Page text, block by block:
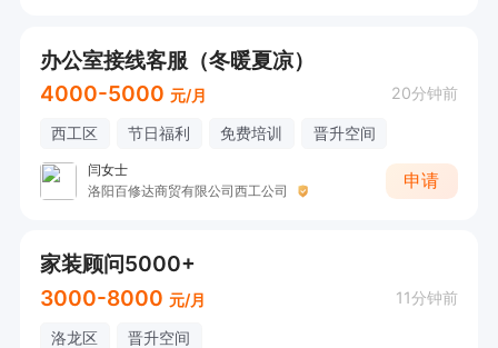
办公室接线客服（冬暖夏凉）
4000-5000 元/月 20分钟前
西工区 节日福利 免费培训 晋升空间
闫女士
洛阳百修达商贸有限公司西工公司
申请
家装顾问5000+
3000-8000 元/月 11分钟前
洛龙区 晋升空间